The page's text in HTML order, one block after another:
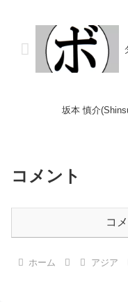
級王座 【戦歴】...
坂本 慎介
コメント
コ
ホーム アジア